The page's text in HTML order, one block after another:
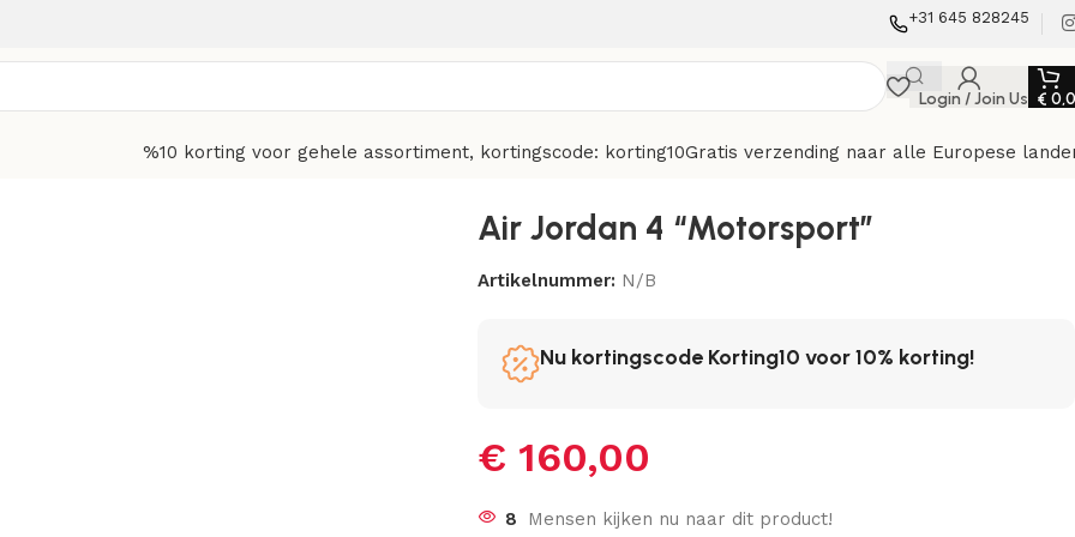
+31 645 828245
Login / Join Us €
%10 korting voor gehele assortiment, kortingscode: korting10Gratis verzending naar alle Europese
Air Jordan 4 “Motorsport”
Artikelnummer: N/B
Nu kortingscode Korting10 voor 10% korting!
€ 160,00
8 Mensen kijken nu naar dit product!